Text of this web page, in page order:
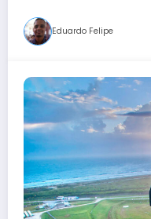
Eduardo Felipe